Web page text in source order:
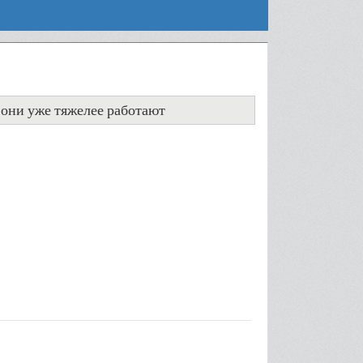
уже тяжелее работают